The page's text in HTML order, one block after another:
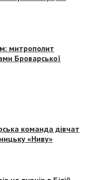
митрополит
Броварської
команда дівчат
«Ниву»